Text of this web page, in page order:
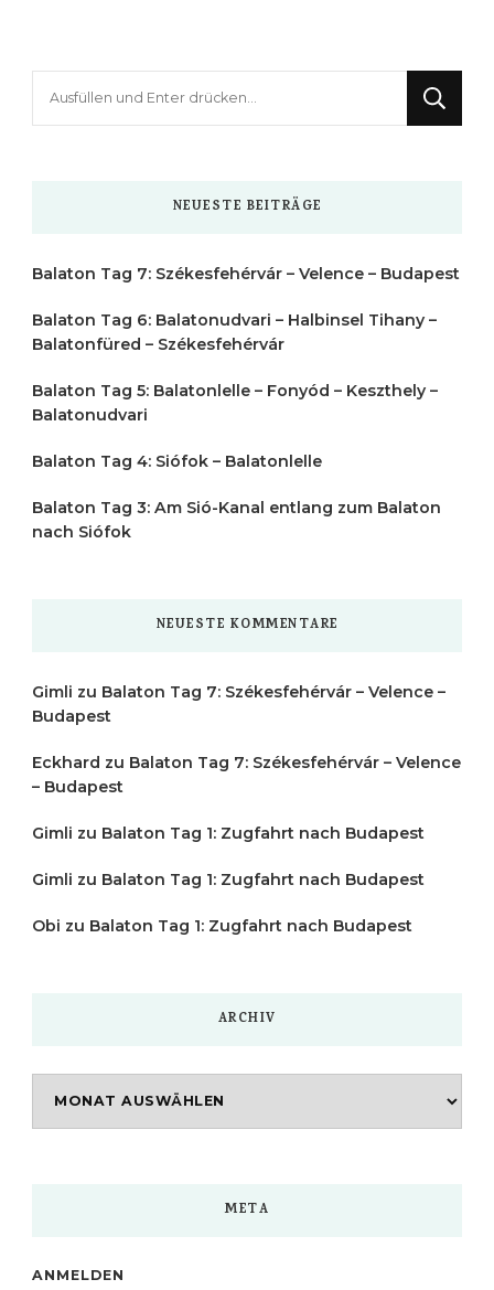
NEUESTE BEITRÄGE
Balaton Tag 7: Székesfehérvár – Velence – Budapest
Balaton Tag 6: Balatonudvari – Halbinsel Tihany –
Balatonfüred – Székesfehérvár
Balaton Tag 5: Balatonlelle – Fonyód – Keszthely –
Balatonudvari
Balaton Tag 4: Siófok – Balatonlelle
Balaton Tag 3: Am Sió-Kanal entlang zum Balaton
nach Siófok
NEUESTE KOMMENTARE
Gimli zu Balaton Tag 7: Székesfehérvár – Velence –
Budapest
Eckhard zu Balaton Tag 7: Székesfehérvár – Velence
– Budapest
Gimli zu Balaton Tag 1: Zugfahrt nach Budapest
Gimli zu Balaton Tag 1: Zugfahrt nach Budapest
Obi zu Balaton Tag 1: Zugfahrt nach Budapest
ARCHIV
META
ANMELDEN